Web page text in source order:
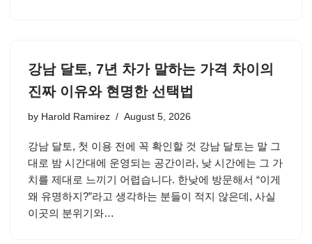
강남 달토, 7년 차가 말하는 가격 차이의
진짜 이유와 현명한 선택법
by Harold Ramirez August 5, 2026
강남 달토, 첫 이용 전에 꼭 확인할 것 강남 달토는 말 그
대로 밤 시간대에 운영되는 공간이라, 낮 시간에는 그 가
치를 제대로 느끼기 어렵습니다. 한낮에 방문해서 “이게
왜 유명하지?”라고 생각하는 분들이 적지 않은데, 사실
이곳의 분위기와…